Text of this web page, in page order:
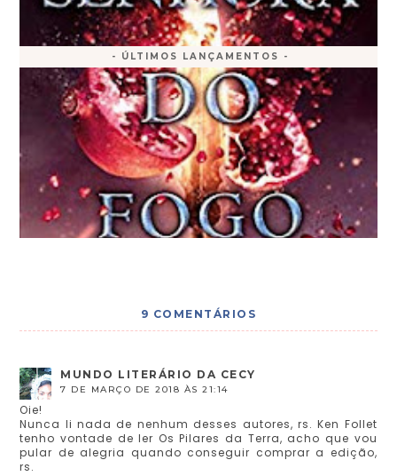
- ÚLTIMOS LANÇAMENTOS -
9 COMENTÁRIOS
MUNDO LITERÁRIO DA CECY
7 DE MARÇO DE 2018 ÀS 21:14
Oie!
Nunca li nada de nenhum desses autores, rs. Ken Follet
tenho vontade de ler Os Pilares da Terra, acho que vou
pular de alegria quando conseguir comprar a edição,
rs.